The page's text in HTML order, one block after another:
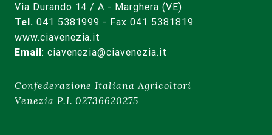
Via Durando 14 / A - Marghera (VE)
Tel. 041 5381999 - Fax 041 5381819
www.ciavenezia.it
Email: ciavenezia@ciavenezia.it
Confederazione Italiana Agricoltori
Venezia P.I. 02736620275